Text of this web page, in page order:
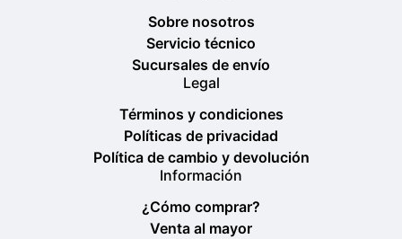
Sobre nosotros
Servicio técnico
Sucursales de envío
Legal
Términos y condiciones
Políticas de privacidad
Política de cambio y devolución
Información
¿Cómo comprar?
Venta al mayor